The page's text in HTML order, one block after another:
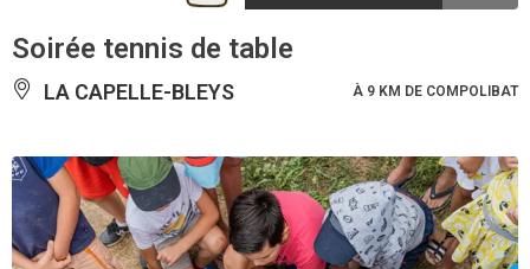
Soirée tennis de table
LA CAPELLE-BLEYS À 9 KM DE COMPOLIBAT